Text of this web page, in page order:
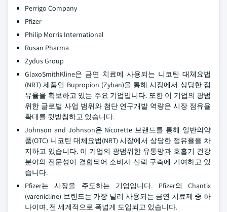
Perrigo Company
Pfizer
Philip Morris International
Rusan Pharma
Zydus Group
GlaxoSmithKline은 금연 치료에 사용되는 니코틴 대체요법
(NRT) 제품인 Bupropion (Zyban)을 통해 시장에서 상당한 점
유율을 확보하고 있는 주요 기업입니다. 또한 이 기업의 광범
위한 글로벌 사업 범위와 첨단 연구개발 역량은 시장 점유율
확대를 뒷받침하고 있습니다.
Johnson and Johnson은 Nicorette 브랜드를 통해 일반의약
품(OTC) 니코틴 대체요법(NRT) 시장에서 상당한 점유율을 차
지하고 있습니다. 이 기업의 광범위한 유통망과 호흡기 건강
분야의 전문성이 결합되어 소비자 신뢰 구축에 기여하고 있
습니다.
Pfizer는 시장을 주도하는 기업입니다. Pfizer의 Chantix
(varenicline) 브랜드는 가장 널리 사용되는 금연 치료제 중 하
나이며, 전 세계적으로 폭넓게 도입되고 있습니다.